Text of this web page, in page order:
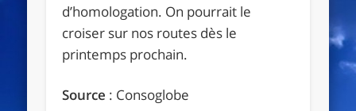
d’homologation. On pourrait le
croiser sur nos routes dès le
printemps prochain.
Source : Consoglobe